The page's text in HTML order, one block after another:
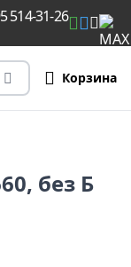
514-31-26
Корзина
без Б